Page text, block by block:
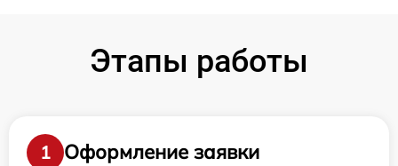
Этапы работы
1
Оформление заявки